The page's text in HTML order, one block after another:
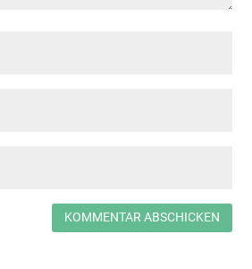
KOMMENTAR ABSCHICKEN